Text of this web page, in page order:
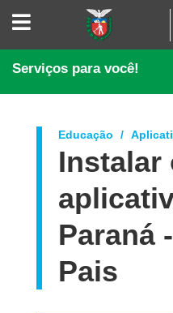
SUPERINTENDÊNCIA-
GOVERNANÇA
Serviços para você!
Educação
Instalar
Paraná
Pais